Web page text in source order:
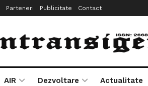
Parteneri Publicitate Contact
AIR Dezvoltare Actualitate